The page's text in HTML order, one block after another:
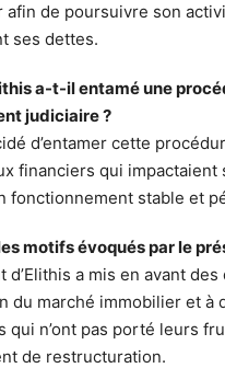
afin de poursuivre son
ses dettes.
a-t-il entamé une
judiciaire ?
d’entamer cette
financiers qui impactaient
fonctionnement stable et
motifs évoqués par le
d’Elithis a mis en avant
du marché immobilier et à
qui n’ont pas porté leurs
de restructuration.